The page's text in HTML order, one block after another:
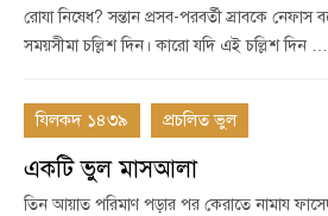
রোযা নিষেধ? সন্তান প্রসব-পরবর্তী স্রাবকে নেফাস
সময়সীমা চল্লিশ দিন। কারো যদি এই চল্লিশ দিন …
যিলকদ ১৪৩৯ প্রচলিত ভুল
একটি ভুল মাসআলা
তিন আয়াত পরিমাণ পড়ার পর কেরাতে নামায